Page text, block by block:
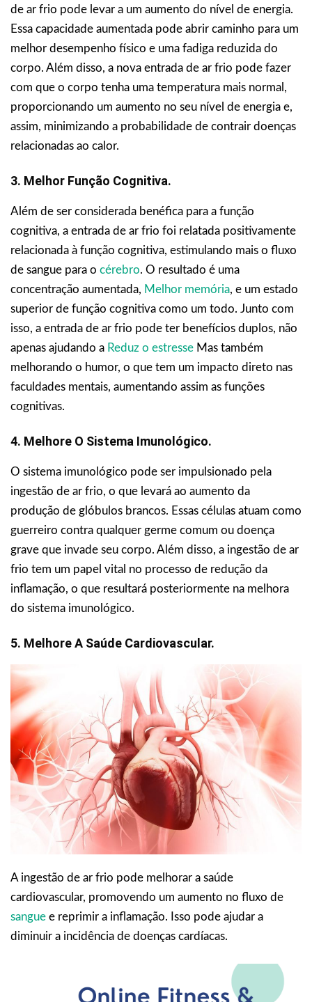
de ar frio pode levar a um aumento do nível de energia.
Essa capacidade aumentada pode abrir caminho para um
melhor desempenho físico e uma fadiga reduzida do
corpo. Além disso, a nova entrada de ar frio pode fazer
com que o corpo tenha uma temperatura mais normal,
proporcionando um aumento no seu nível de energia e,
assim, minimizando a probabilidade de contrair doenças
relacionadas ao calor.
3. Melhor Função Cognitiva.
Além de ser considerada benéfica para a função
cognitiva, a entrada de ar frio foi relatada positivamente
relacionada à função cognitiva, estimulando mais o fluxo
de sangue para o cérebro. O resultado é uma
concentração aumentada, Melhor memória, e um estado
superior de função cognitiva como um todo. Junto com
isso, a entrada de ar frio pode ter benefícios duplos, não
apenas ajudando a Reduz o estresse Mas também
melhorando o humor, o que tem um impacto direto nas
faculdades mentais, aumentando assim as funções
cognitivas.
4. Melhore O Sistema Imunológico.
O sistema imunológico pode ser impulsionado pela
ingestão de ar frio, o que levará ao aumento da
produção de glóbulos brancos. Essas células atuam como
guerreiro contra qualquer germe comum ou doença
grave que invade seu corpo. Além disso, a ingestão de ar
frio tem um papel vital no processo de redução da
inflamação, o que resultará posteriormente na melhora
do sistema imunológico.
5. Melhore A Saúde Cardiovascular.
A ingestão de ar frio pode melhorar a saúde
cardiovascular, promovendo um aumento no fluxo de
sangue e reprimir a inflamação. Isso pode ajudar a
diminuir a incidência de doenças cardíacas.